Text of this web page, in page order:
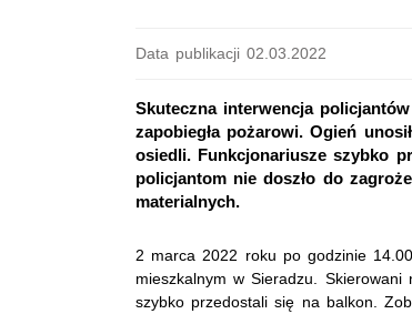
Data publikacji 02.03.2022
Skuteczna interwencja
zapobiegła pożarowi. Ogień
osiedli. Funkcjonariusze szybko
policjantom nie doszło do
materialnych.
2 marca 2022 roku po godzinie
mieszkalnym w Sieradzu. Skierowani
szybko przedostali się na balkon.